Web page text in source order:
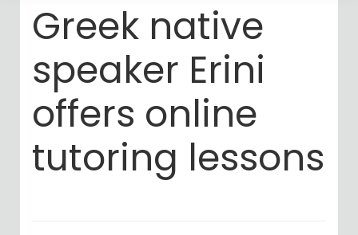
Greek native
speaker Erini
offers online
tutoring lessons